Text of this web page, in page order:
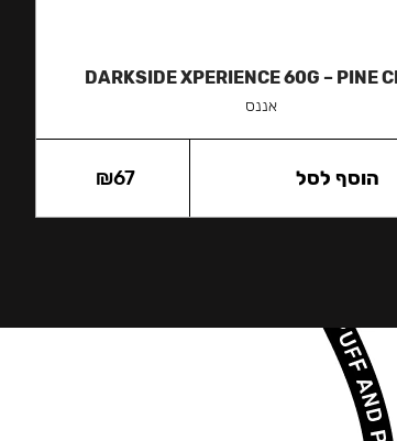
DARKSIDE XPERIENCE 60G – PINE
אננס
₪67 הוסף לסל